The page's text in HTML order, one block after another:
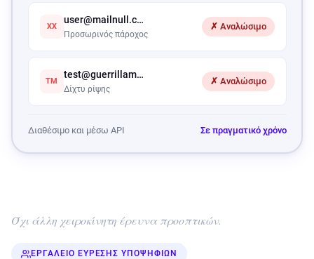
XX
user@mailnull.com
Προσωρινός πάροχος
✗ Αναλώσιμο
TM
test@guerrillamail.com
Δίχτυ ρίψης
✗ Αναλώσιμο
Διαθέσιμο και μέσω API Σε πραγματικό χρόνο
Όχι άλλη χειροκίνητη έρευνα προοπτικών.
ΕΡΓΑΛΕΊΟ ΕΎΡΕΣΗΣ ΥΠΟΨΉΦΙΩΝ